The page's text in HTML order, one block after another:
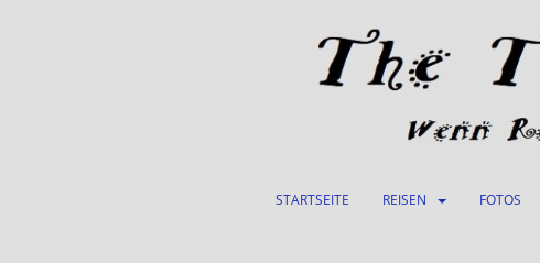
STARTSEITE REISEN FOTOS